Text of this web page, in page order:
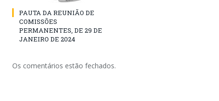
PAUTA DA REUNIÃO DE
COMISSÕES
PERMANENTES, DE 29 DE
JANEIRO DE 2024
Os comentários estão fechados.